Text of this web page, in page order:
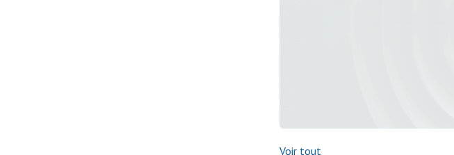
Voir tout